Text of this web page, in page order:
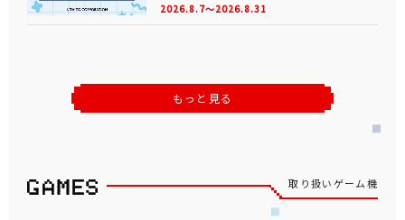
2026.8.7～2026.8.31
もっと見る
取り扱いゲーム機